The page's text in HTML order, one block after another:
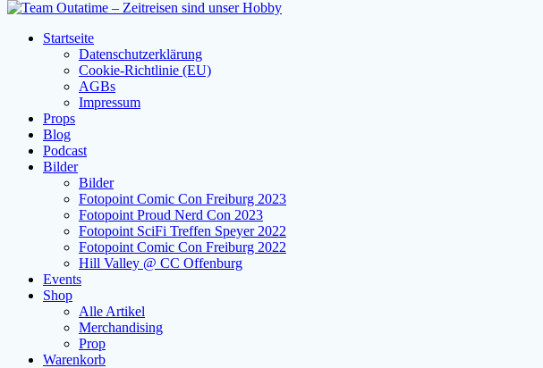
Startseite
Datenschutzerklärung
Cookie-Richtlinie (EU)
AGBs
Impressum
Props
Blog
Podcast
Bilder
Bilder
Fotopoint Comic Con Freiburg 2023
Fotopoint Proud Nerd Con 2023
Fotopoint SciFi Treffen Speyer 2022
Fotopoint Comic Con Freiburg 2022
Hill Valley @ CC Offenburg
Events
Shop
Alle Artikel
Merchandising
Prop
Warenkorb